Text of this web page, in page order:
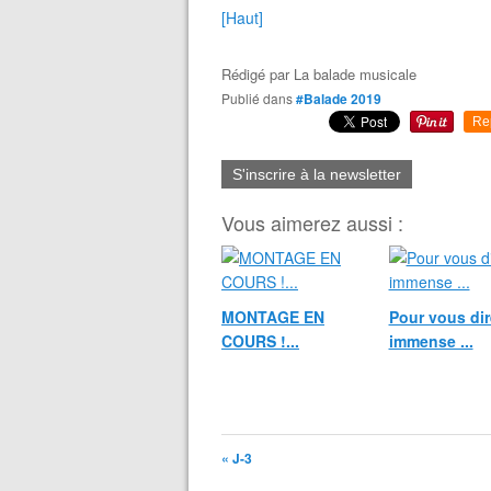
[Haut]
Rédigé par La balade musicale
Publié dans#Balade 2019
S'inscrire à la newsletter
Vous aimerez aussi :
MONTAGE EN
COURS !...
Pour vous
immense ...
« J-3